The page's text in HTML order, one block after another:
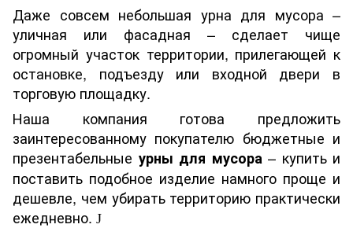
Даже совсем небольшая урна для мусора –
уличная или фасадная – сделает чище
огромный участок территории, прилегающей к
остановке, подъезду или входной двери в
торговую площадку.
Наша компания готова предложить
заинтересованному покупателю бюджетные и
презентабельные урны для мусора – купить и
поставить подобное изделие намного проще и
дешевле, чем убирать территорию практически
ежедневно. J